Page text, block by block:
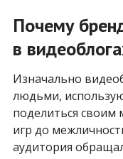
Почему
в
Изначально
людьми,
поделиться своим
игр до
аудитория